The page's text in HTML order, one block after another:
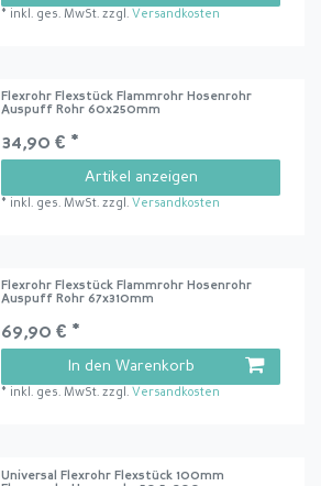
* inkl. ges. MwSt. zzgl. Versandkosten
Flexrohr Flexstück Flammrohr Hosenrohr
Auspuff Rohr 60x250mm
34,90 € *
Artikel anzeigen
* inkl. ges. MwSt. zzgl. Versandkosten
Flexrohr Flexstück Flammrohr Hosenrohr
Auspuff Rohr 67x310mm
69,90 € *
In den Warenkorb
* inkl. ges. MwSt. zzgl. Versandkosten
Universal Flexrohr Flexstück 100mm